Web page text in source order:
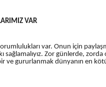
VAR
var. Onun için
sağlamalıyız. Zor günlerde,
gururlanmak dünyanın en kötü